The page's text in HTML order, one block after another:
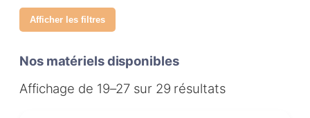
Afficher les filtres
Nos matériels disponibles
Affichage de 19–27 sur 29 résultats